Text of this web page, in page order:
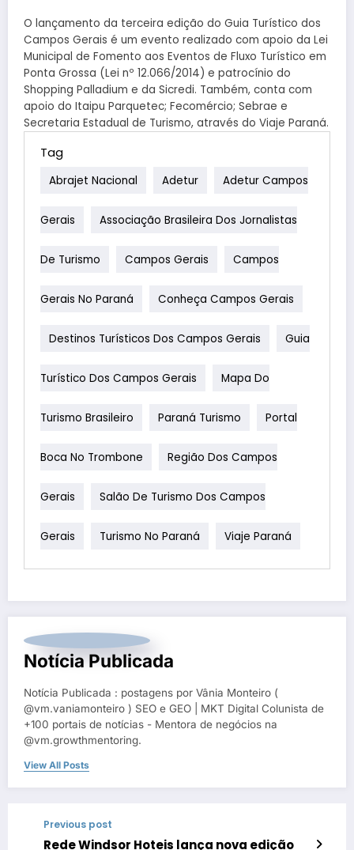
O lançamento da terceira edição do Guia Turístico dos
Campos Gerais é um evento realizado com apoio da Lei
Municipal de Fomento aos Eventos de Fluxo Turístico em
Ponta Grossa (Lei nº 12.066/2014) e patrocínio do
Shopping Palladium e da Sicredi. Também, conta com
apoio do Itaipu Parquetec; Fecomércio; Sebrae e
Secretaria Estadual de Turismo, através do Viaje Paraná.
Tag
Abrajet Nacional Adetur Adetur Campos
Gerais Associação Brasileira Dos Jornalistas
De Turismo Campos Gerais Campos
Gerais No Paraná Conheça Campos Gerais
Destinos Turísticos Dos Campos Gerais Guia
Turístico Dos Campos Gerais Mapa Do
Turismo Brasileiro Paraná Turismo Portal
Boca No Trombone Região Dos Campos
Gerais Salão De Turismo Dos Campos
Gerais Turismo No Paraná Viaje Paraná
Notícia Publicada
Notícia Publicada : postagens por Vânia Monteiro (
@vm.vaniamonteiro ) SEO e GEO | MKT Digital Colunista de
+100 portais de notícias - Mentora de negócios na
@vm.growthmentoring.
View All Posts
Previous post
Rede Windsor Hoteis lança nova edição